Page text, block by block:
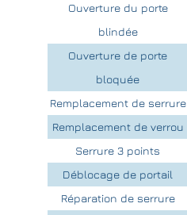
Ouverture du porte
blindée
Ouverture de porte
bloquée
Remplacement de serrure
Remplacement de verrou
Serrure 3 points
Déblocage de portail
Réparation de serrure